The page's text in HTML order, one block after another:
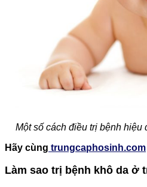
Một số cách điều trị bệnh hiệu
Hãy cùng trungcaphosinh.com
Làm sao trị bệnh khô da ở